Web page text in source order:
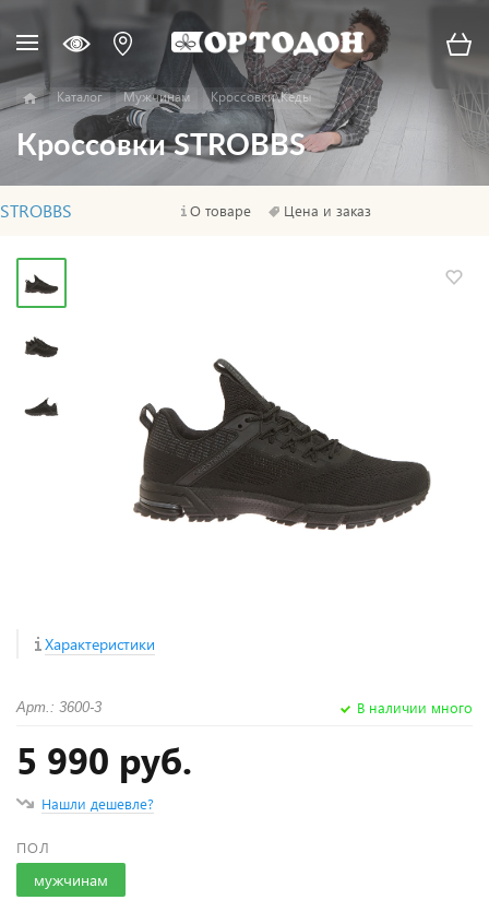
Каталог Мужчинам Кроссовки\Кеды
Кроссовки STROBBS
STROBBS О товаре Цена и заказ
Характеристики
Арт.: 3600-3 В наличии много
5 990 руб.
Нашли дешевле?
ПОЛ
мужчинам